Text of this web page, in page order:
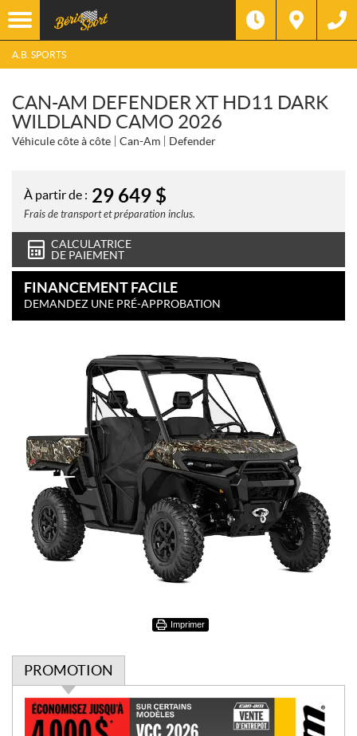
A.B. SPORTS
CAN-AM DEFENDER XT HD11 DARK
WILDLAND CAMO 2026
Véhicule côte à côte Can-Am Defender
À partir de : 29 649 $
Frais de transport et préparation inclus.
CALCULATRICE
DE PAIEMENT
FINANCEMENT FACILE
DEMANDEZ UNE PRÉ-APPROBATION
Imprimer
PROMOTION
P